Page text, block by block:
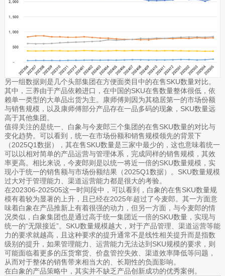
另一组数据则是几个头部集团在方便面类目中的在售SKU数量对比。
其中，三养由于产品依赖进口，在中国的SKU在售数量整体很低，依
赖单一类型的大单品出货为主。康师傅则因为其稳居第一的市场份额
与销售规模，以及康师傅部分产品存在一品多码的现象，SKU数量远
高于其他集团。
值得关注的是统一、白象与今麦郎三个集团的在售SKU数量的对比与
变化趋势。可以看到，统一在市场份额和销售规模领先的背景下
（2025Q1数据），其在售SKU数量是三家中最少的，这也意味着统一
可以以相对简单的产品运营与管理体系，完成同样的销售规模，其效
率更高。相比来说，今麦郎则是以统一将近一倍的SKU数量规模，实
现小于统一的销售额与市场份额结果（2025Q1数据）。SKU数量规模
过大对于管理能力、渠道运营能力都是很大的考验。
在202306-202505这一时间段中，可以看到，白象的在售SKU数量规
模有着较为显著的上升，且已经在2025年超过了今麦郎。其一方面意
味着白象在产品推新上有着很强的动力，但另一方面，与今麦郎的情
况类似，白象集团也是通过高于统一集团近一倍的SKU数量，实现与
统一的“无限接近”。SKU数量规模越大，对于产品管理、渠道运营等能
力的要求就越高，且这种要求的提升通常不是线性相关提升而是指数
级别的提升，如果管理能力、运营能力无法达到SKU规模的要求，则
可能面临着更多的压货窜货、价盘管控失效、渠道效率降低等问题，
从而对于整体的销售带来相当大的、长期性的负面影响。
在白象的产品策略中，其实并不缺乏产品创新成功的优秀案例。